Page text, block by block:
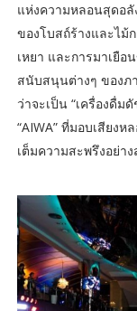
แห่งความหลอนสุดอ
ของโบสถ์ร้างและไม้
เหยา และการมาเยื
สนับสนุนต่างๆ ของภ
ว่าจะเป็น “เครื่องดื่ม
“AIWA” ที่มอบเสียง
เต็มความสะพรึงอย่า